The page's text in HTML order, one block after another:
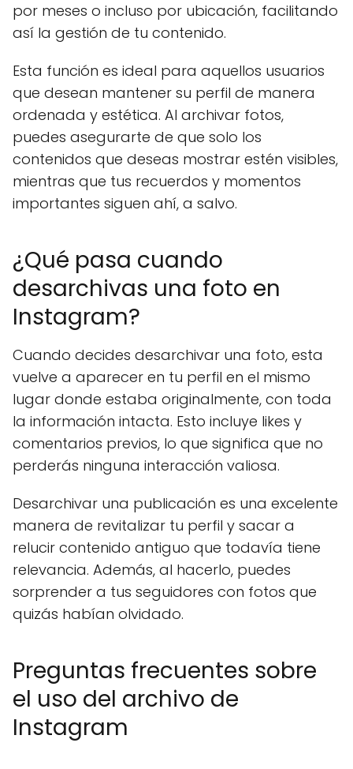
por meses o incluso por ubicación, facilitando
así la gestión de tu contenido.
Esta función es ideal para aquellos usuarios
que desean mantener su perfil de manera
ordenada y estética. Al archivar fotos,
puedes asegurarte de que solo los
contenidos que deseas mostrar estén visibles,
mientras que tus recuerdos y momentos
importantes siguen ahí, a salvo.
¿Qué pasa cuando
desarchivas una foto en
Instagram?
Cuando decides desarchivar una foto, esta
vuelve a aparecer en tu perfil en el mismo
lugar donde estaba originalmente, con toda
la información intacta. Esto incluye likes y
comentarios previos, lo que significa que no
perderás ninguna interacción valiosa.
Desarchivar una publicación es una excelente
manera de revitalizar tu perfil y sacar a
relucir contenido antiguo que todavía tiene
relevancia. Además, al hacerlo, puedes
sorprender a tus seguidores con fotos que
quizás habían olvidado.
Preguntas frecuentes sobre
el uso del archivo de
Instagram